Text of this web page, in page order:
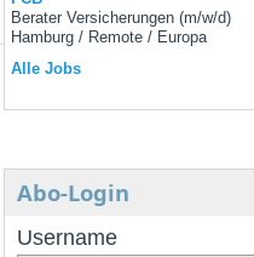
Berater Versicherungen (m/w/d)
Hamburg / Remote / Europa
Alle Jobs
Abo-Login
Username